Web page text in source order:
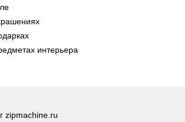
интерьера